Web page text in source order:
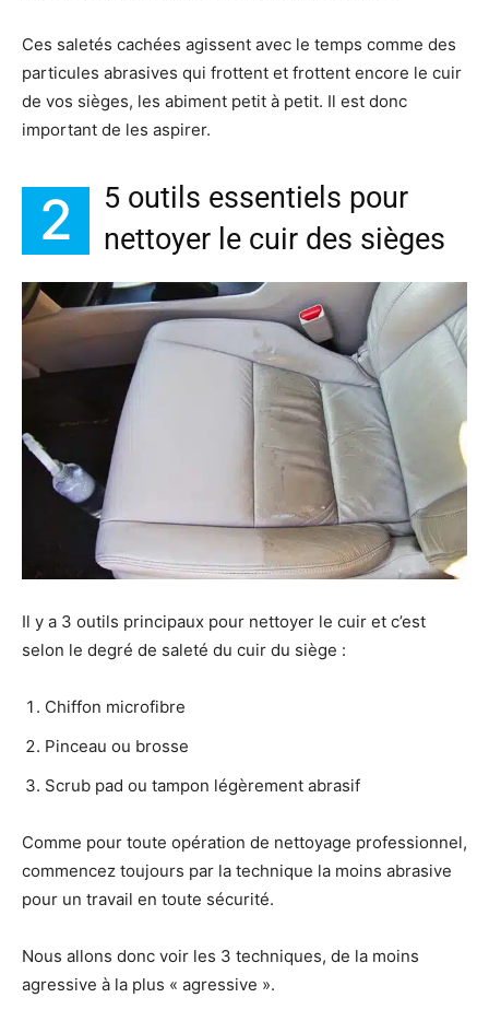
Ces saletés cachées agissent avec le temps comme des
particules abrasives qui frottent et frottent encore le cuir
de vos sièges, les abiment petit à petit. Il est donc
important de les aspirer.
2
5 outils essentiels pour
nettoyer le cuir des sièges
Il y a 3 outils principaux pour nettoyer le cuir et c’est
selon le degré de saleté du cuir du siège :
Chiffon microfibre
Pinceau ou brosse
Scrub pad ou tampon légèrement abrasif
Comme pour toute opération de nettoyage professionnel,
commencez toujours par la technique la moins abrasive
pour un travail en toute sécurité.
Nous allons donc voir les 3 techniques, de la moins
agressive à la plus « agressive ».